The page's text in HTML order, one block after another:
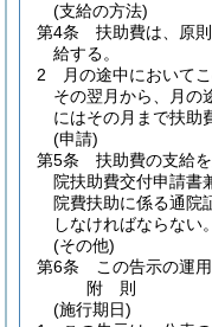
(支給の方法)
第4条
扶助費は、原
給する。
2
月の途中において
その翌月から、月の
にはその月まで扶助
(申請)
第5条
扶助費の支給
院扶助費交付申請書
院費扶助に係る通院
しなければならない。
(その他)
第6条
この告示の運
附 則
(施行期日)